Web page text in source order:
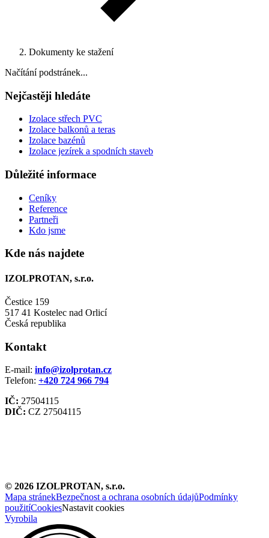
Dokumenty ke stažení
Načítání podstránek...
Nejčastěji hledáte
Izolace střech PVC
Izolace balkonů a teras
Izolace bazénů
Izolace jezírek a spodních staveb
Důležité informace
Ceníky
Reference
Partneři
Kdo jsme
Kde nás najdete
IZOLPROTAN, s.r.o.
Čestice 159
517 41 Kostelec nad Orlicí
Česká republika
Kontakt
E-mail: info@izolprotan.cz
Telefon: +420 724 966 794
IČ: 27504115
DIČ: CZ 27504115
© 2026 IZOLPROTAN, s.r.o.
Mapa stránekBezpečnost a ochrana osobních údajůPodmínky
použitíCookiesNastavit cookies
Vyrobila